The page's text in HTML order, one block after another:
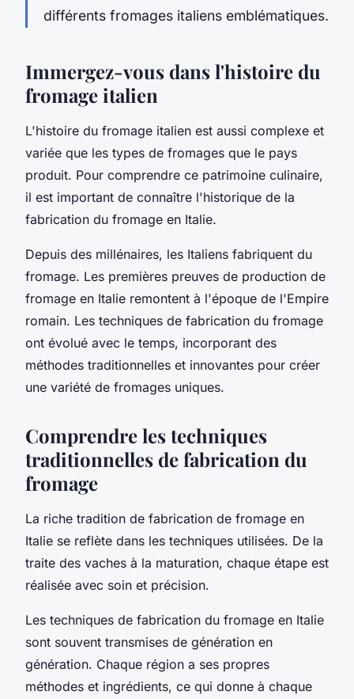
différents fromages italiens emblématiques.
Immergez-vous dans l'histoire du
fromage italien
L'histoire du fromage italien est aussi complexe et
variée que les types de fromages que le pays
produit. Pour comprendre ce patrimoine culinaire,
il est important de connaître l'historique de la
fabrication du fromage en Italie.
Depuis des millénaires, les Italiens fabriquent du
fromage. Les premières preuves de production de
fromage en Italie remontent à l'époque de l'Empire
romain. Les techniques de fabrication du fromage
ont évolué avec le temps, incorporant des
méthodes traditionnelles et innovantes pour créer
une variété de fromages uniques.
Comprendre les techniques
traditionnelles de fabrication du
fromage
La riche tradition de fabrication de fromage en
Italie se reflète dans les techniques utilisées. De la
traite des vaches à la maturation, chaque étape est
réalisée avec soin et précision.
Les techniques de fabrication du fromage en Italie
sont souvent transmises de génération en
génération. Chaque région a ses propres
méthodes et ingrédients, ce qui donne à chaque